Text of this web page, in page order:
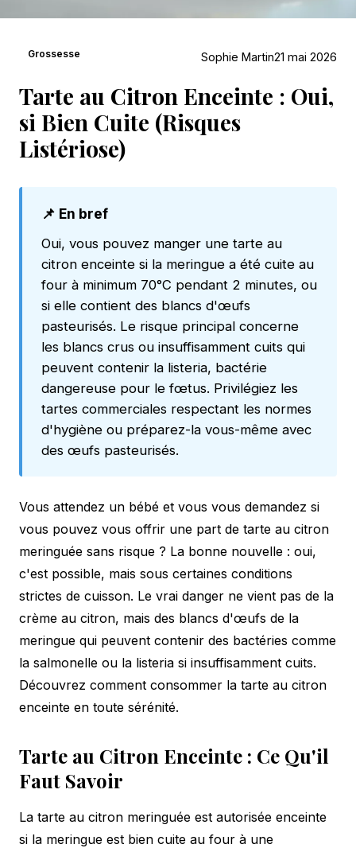
Grossesse Sophie Martin21 mai 2026
Tarte au Citron Enceinte : Oui,
si Bien Cuite (Risques
Listériose)
📌 En bref
Oui, vous pouvez manger une tarte au
citron enceinte si la meringue a été cuite au
four à minimum 70°C pendant 2 minutes, ou
si elle contient des blancs d'œufs
pasteurisés. Le risque principal concerne
les blancs crus ou insuffisamment cuits qui
peuvent contenir la listeria, bactérie
dangereuse pour le fœtus. Privilégiez les
tartes commerciales respectant les normes
d'hygiène ou préparez-la vous-même avec
des œufs pasteurisés.
Vous attendez un bébé et vous vous demandez si
vous pouvez vous offrir une part de tarte au citron
meringuée sans risque ? La bonne nouvelle : oui,
c'est possible, mais sous certaines conditions
strictes de cuisson. Le vrai danger ne vient pas de la
crème au citron, mais des blancs d'œufs de la
meringue qui peuvent contenir des bactéries comme
la salmonelle ou la listeria si insuffisamment cuits.
Découvrez comment consommer la tarte au citron
enceinte en toute sérénité.
Tarte au Citron Enceinte : Ce Qu'il
Faut Savoir
La tarte au citron meringuée est autorisée enceinte
si la meringue est bien cuite au four à une